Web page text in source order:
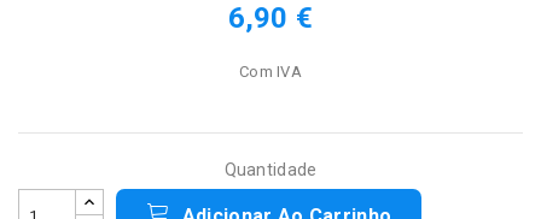
6,90 €
Com IVA
Quantidade